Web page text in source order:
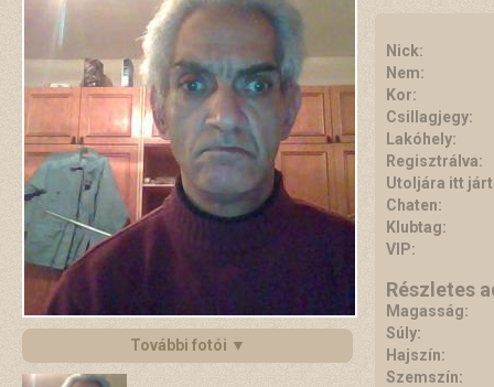
További fotói ▼
Nick:
Nem:
Kor:
Csillagjegy:
Lakóhely:
Regisztrálva:
Utoljára itt
Chaten:
Klubtag:
VIP:
Részletes
Magasság:
Súly:
Hajszín:
Szemszín: